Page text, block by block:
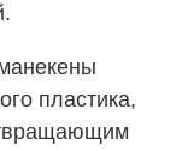
пластика,